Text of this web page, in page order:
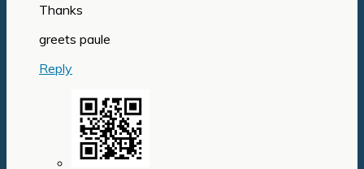
Thanks
greets paule
Reply